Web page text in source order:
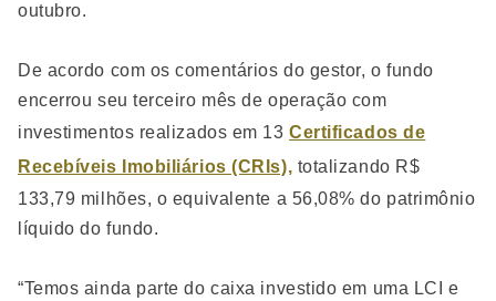
outubro.
De acordo com os comentários do gestor, o fundo
encerrou seu terceiro mês de operação com
investimentos realizados em 13Certificados de
Recebíveis Imobiliários (CRIs), totalizando R$
133,79 milhões, o equivalente a 56,08% do patrimônio
líquido do fundo.
“Temos ainda parte do caixa investido em uma LCI e